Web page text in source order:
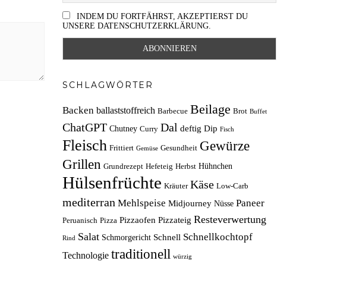
INDEM DU FORTFÄHRST, AKZEPTIERST DU
UNSERE DATENSCHUTZERKLÄRUNG.
SCHLAGWÖRTER
Backen ballaststoffreich Barbecue Beilage Brot Buffet
ChatGPT Chutney Curry Dal deftig Dip Fisch
Fleisch Frittiert Gemüse Gesundheit Gewürze
Grillen Grundrezept Hefeteig Herbst Hühnchen
Hülsenfrüchte Kräuter Käse Low-Carb
mediterran Mehlspeise Midjourney Nüsse Paneer
Peruanisch Pizza Pizzaofen Pizzateig Resteverwertung
Rind Salat Schmorgericht Schnell Schnellkochtopf
Technologie traditionell würzig